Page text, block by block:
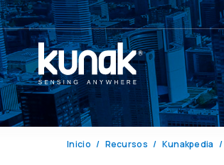
Inicio Recursos Kunakpedia